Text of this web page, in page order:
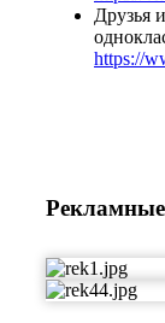
Друзья
https://